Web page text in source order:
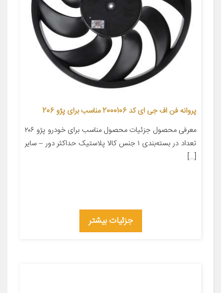
پروانه فن اف جی ای کد 2000106 مناسب برای پژو 206
معرفی محصول جزئیات محصول مناسب برای خودرو پژو ۲۰۶
تعداد در بسته‌بندی ۱ جنس کالا پلاستیک حداکثر دور – سایر
[…]
جزئیات بیشتر